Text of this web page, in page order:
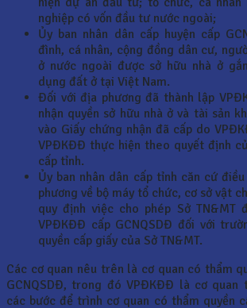
nghiệp có vốn đầu tư nước ngoài;
Ủy ban nhân dân cấp huyện cấp
đình, cá nhân, cộng đồng dân cư,
ở nước ngoài được sở hữu nhà ở
dụng đất ở tại Việt Nam.
Đối với địa phương đã thành lập
nhận quyền sở hữu nhà ở và tài sản
vào Giấy chứng nhận đã cấp do
VPĐKĐĐ thực hiện theo quyết định
cấp tỉnh.
Ủy ban nhân dân cấp tỉnh căn cứ
phương về bộ máy tổ chức, cơ sở vật
quy định việc cho phép Sở TN&MT
VPĐKĐĐ cấp GCNQSDĐ đối với
quyền cấp giấy của Sở TN&MT.
Các cơ quan nêu trên là cơ quan có thẩm
GCNQSDĐ, trong đó VPĐKĐĐ là cơ
các bước để trình cơ quan có thẩm quyền